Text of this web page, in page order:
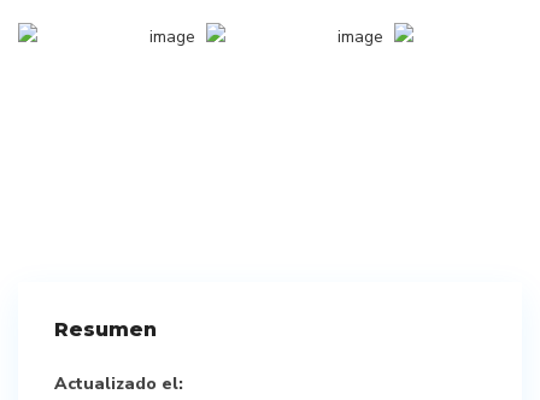
Resumen
Actualizado el: